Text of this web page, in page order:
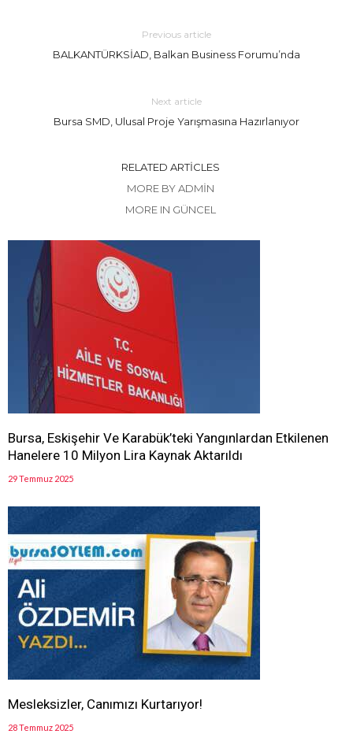
Previous article
BALKANTÜRKSİAD, Balkan Business Forumu’nda
Next article
Bursa SMD, Ulusal Proje Yarışmasına Hazırlanıyor
RELATED ARTICLES
MORE BY ADMIN
MORE IN GÜNCEL
Bursa, Eskişehir Ve Karabük’teki Yangınlardan Etkilenen
Hanelere 10 Milyon Lira Kaynak Aktarıldı
29 Temmuz 2025
Mesleksizler, Canımızı Kurtarıyor!
28 Temmuz 2025